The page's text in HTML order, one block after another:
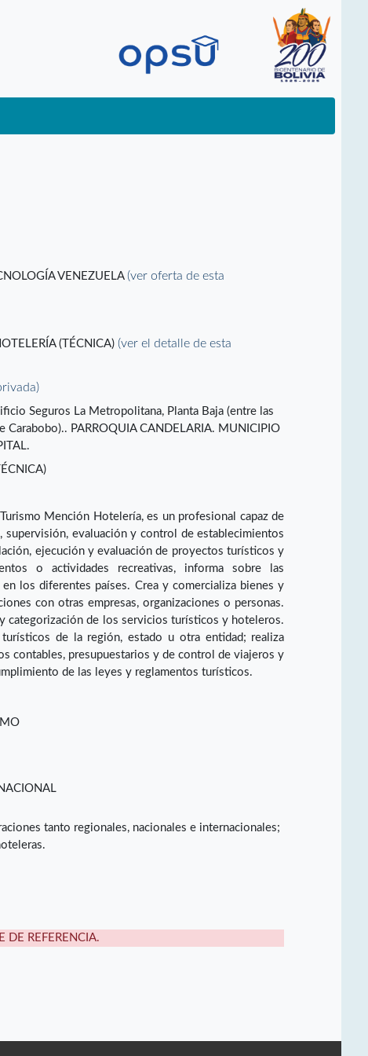
VENEZUELA(ver oferta de esta
(TÉCNICA)(ver el detalle de esta
Seguros La Metropolitana, Planta Baja (entre las
Carabobo).. PARROQUIA CANDELARIA. MUNICIPIO
Mención Hotelería, es un profesional capaz de
supervisión, evaluación y control de establecimientos
ejecución y evaluación de proyectos turísticos y
o actividades recreativas, informa sobre las
los diferentes países. Crea y comercializa bienes y
con otras empresas, organizaciones o personas.
categorización de los servicios turísticos y hoteleros.
de la región, estado u otra entidad; realiza
contables, presupuestarios y de control de viajeros y
de las leyes y reglamentos turísticos.
tanto regionales, nacionales e internacionales;
DE REFERENCIA.